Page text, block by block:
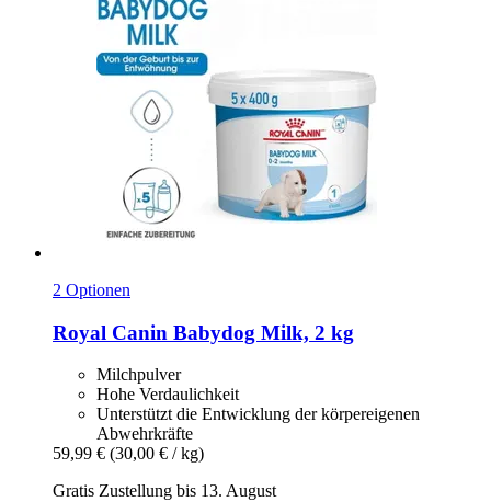
2 Optionen
Royal Canin Babydog Milk, 2 kg
Milchpulver
Hohe Verdaulichkeit
Unterstützt die Entwicklung der körpereigenen
Abwehrkräfte
59,99 € (30,00 € / kg)
Gratis Zustellung bis 13. August